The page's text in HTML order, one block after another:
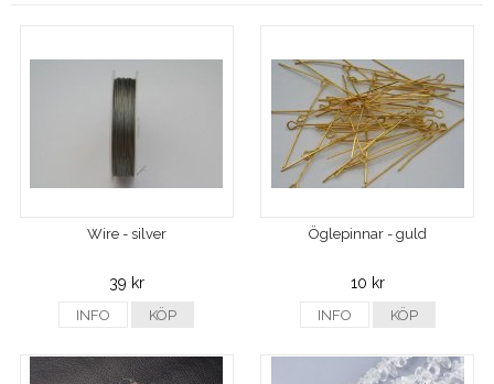
Wire - silver
39 kr
INFO KÖP
Öglepinnar - guld
10 kr
INFO KÖP